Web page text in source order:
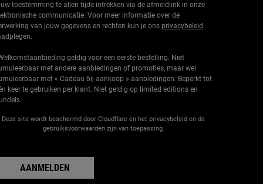
toestemming te allen tijde intrekken via de afmeldlink in onze
communicatie. Voor meer informatie over de
van jouw gegevens en rechten kun je ons privacybeleid
geldig voor een eerste bestelling. Niet
met andere aanbiedingen of promoties, maar wel
met « Cadeau bij aankoop » aanbiedingen. Beperkt tot
keer te gebruiken per klant. Niet geldig op limited editions en
Deze site wordt beschermd door Cloudflare en het privacybeleid en de
gebruiksvoorwaarden zijn van toepassing.
AANMELDEN